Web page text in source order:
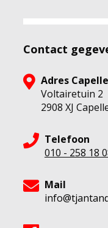
Contact
Adres Capelle
Voltairetuin 2
2908 XJ
Telefoon
010 - 258 18
Mail